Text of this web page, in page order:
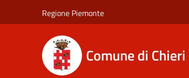
Regione Piemonte
Comune di Chieri